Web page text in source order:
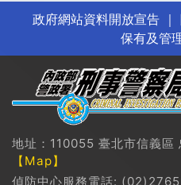
政府網站資料開放宣告｜
保有及管
地址：110055 臺北市信義
【Map】
偵防中心服務電話: